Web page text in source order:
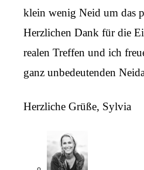
klein wenig Neid um das
Herzlichen Dank für die
realen Treffen und ich
ganz unbedeutenden
Herzliche Grüße, Sylvia